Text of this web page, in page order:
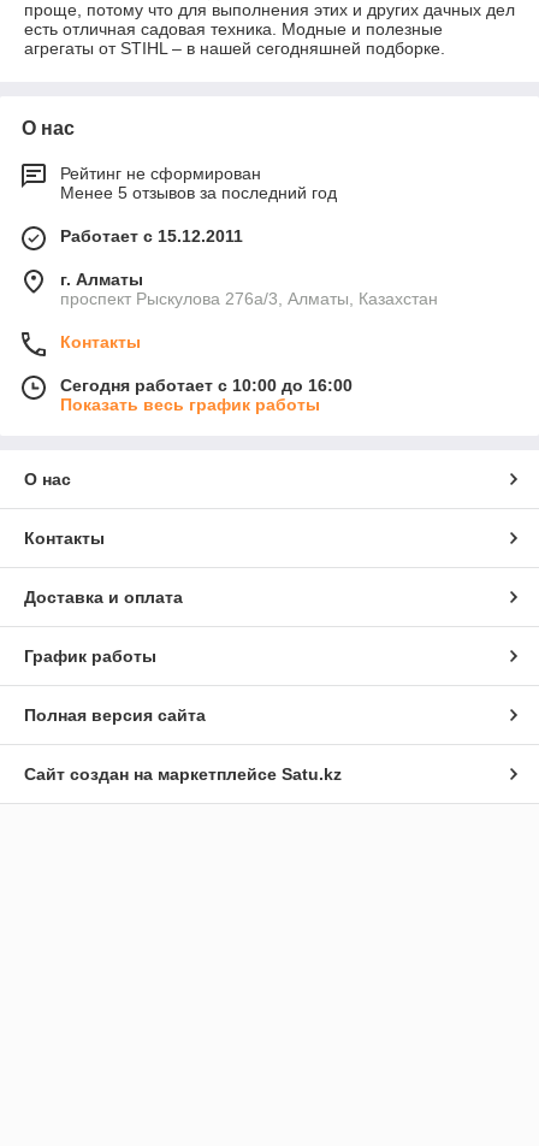
проще, потому что для выполнения этих и других дачных дел
есть отличная садовая техника. Модные и полезные
агрегаты от STIHL – в нашей сегодняшней подборке.
О нас
Рейтинг не сформирован
Менее 5 отзывов за последний год
Работает с 15.12.2011
г. Алматы
проспект Рыскулова 276а/3, Алматы, Казахстан
Контакты
Сегодня работает с 10:00 до 16:00
Показать весь график работы
О нас
Контакты
Доставка и оплата
График работы
Полная версия сайта
Сайт создан на маркетплейсе Satu.kz